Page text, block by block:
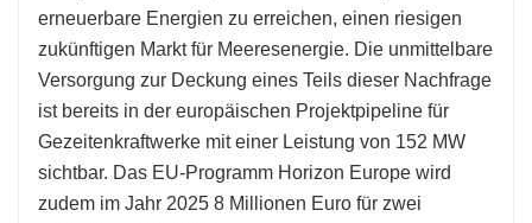
erneuerbare Energien zu erreichen, einen riesigen
zukünftigen Markt für Meeresenergie. Die unmittelbare
Versorgung zur Deckung eines Teils dieser Nachfrage
ist bereits in der europäischen Projektpipeline für
Gezeitenkraftwerke mit einer Leistung von 152 MW
sichtbar. Das EU-Programm Horizon Europe wird
zudem im Jahr 2025 8 Millionen Euro für zwei